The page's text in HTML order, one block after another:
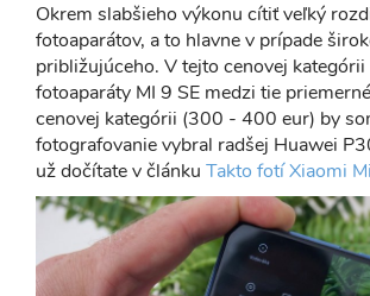
Okrem slabšieho výkonu cítiť veľký
fotoaparátov, a to hlavne v prípade
približujúceho. V tejto cenovej
fotoaparáty MI 9 SE medzi tie
cenovej kategórii (300 - 400 eur) by
fotografovanie vybral radšej Huawei
už dočítate v článku Takto fotí Xiaomi